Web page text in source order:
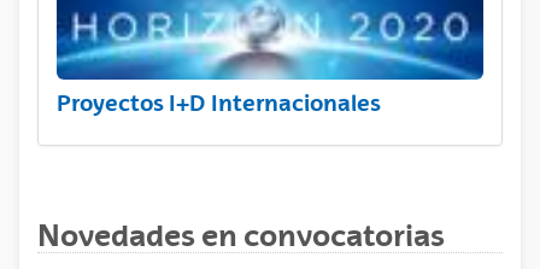
Proyectos I+D Internacionales
Novedades en convocatorias